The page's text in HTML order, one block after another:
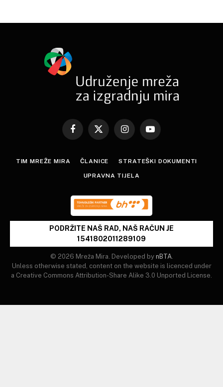
Facebook
X
InstagramYouTube
TIM MREŽE MIRA ČLANICE STRATEŠKI DOKUMENTI
UPRAVNA TIJELA
PODRŽITE NAŠ RAD, NAŠ RAČUN JE
1541802011289109
© 2026 Mreža Mira. Developed by nBTA.
Unless otherwise stated, content on the website is licenced under
a Creative Commons Attribution-Share Alike 3.0 Unported License.